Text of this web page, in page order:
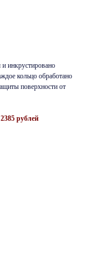
инкрустировано
кольцо обработано
поверхности от
рублей